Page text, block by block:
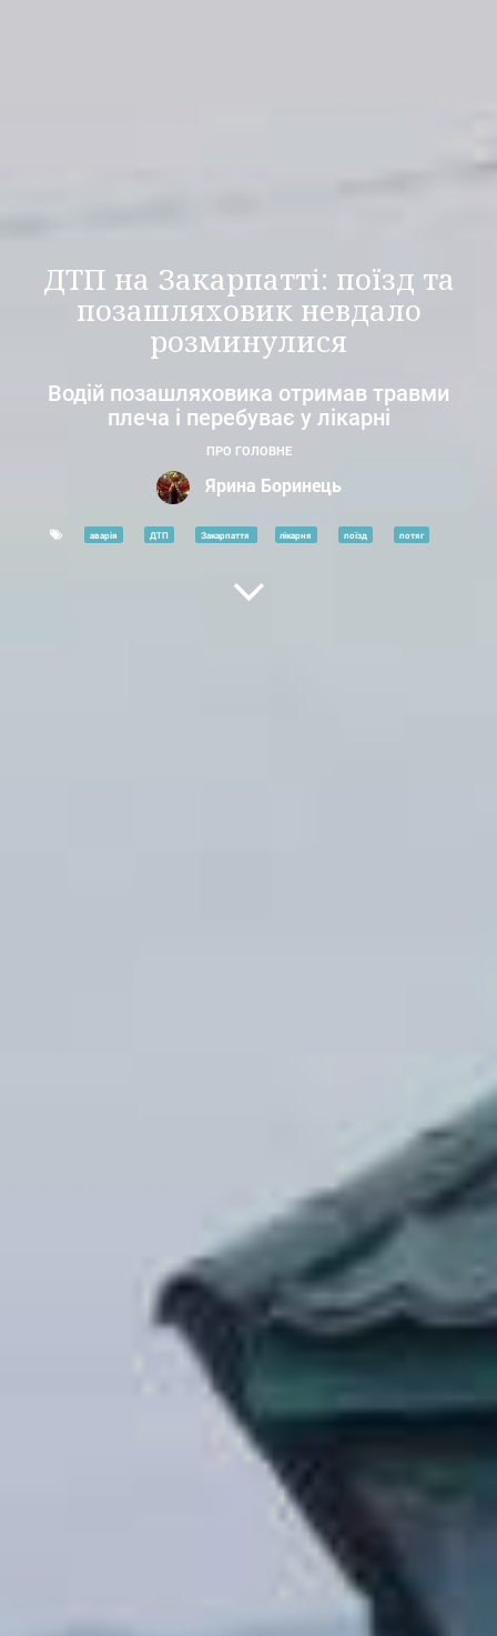
ДТП на Закарпатті: поїзд та
позашляховик невдало
розминулися
Водій позашляховика отримав травми
плеча і перебуває у лікарні
ПРО ГОЛОВНЕ
Ярина Боринець
аварія ДТП Закарпаття лікарня поїзд потяг